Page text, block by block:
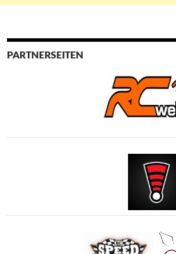
PARTNERSEITEN